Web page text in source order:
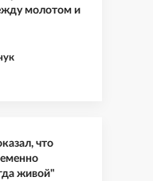
молотом и
что
живой"